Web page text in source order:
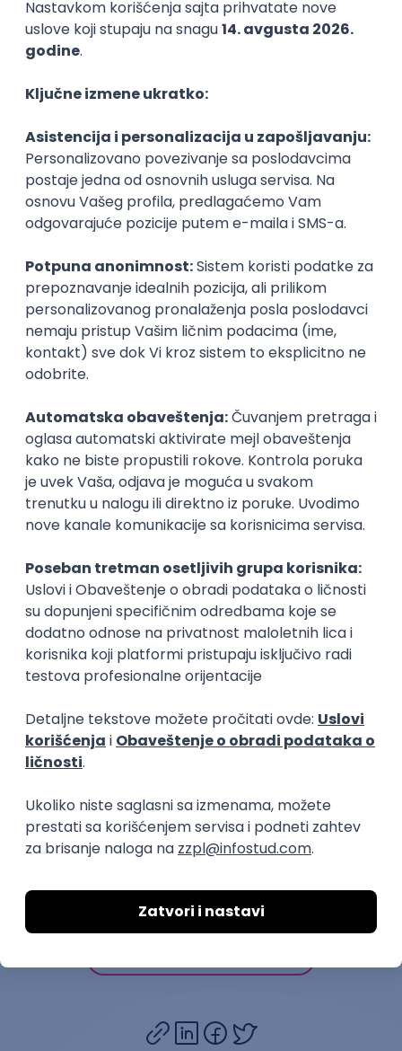
postarajte se da prikazani troškovi budu realni i
neophodni za sprovođenje vaše ideje
bold@afirmacijakulture.org
Pravila:
Da biste mogli da učestvujete u Konkursu za
male BOLD grantove morate biti član BOLD-a.
Lako je! Samo treba da se učite u BOLD
Morate da imate najmanje 18 i maksimum 35
godina da biste mogli da se prijavite.
Budžet projekat se mora kretati po rasporedu
od 5.000 do 10.000 dolara. Ukoliko vam je za
vašu ideju neophodno više sredstava
predlažemo vam da dodatna sredstva tražite
drugog izvora molimo vas da nam to navedete
u dokumentu o budžetu.
Prijavu mogu da predaju organizacije, pojedince
i neformalne grupe (koje nisu registrovane kao
organizacije)
Bespovratna sredstva koja na konkursu osvajaju
registrovana kao organizacija), administrira se
preko lokalne partnerske organizacije (koja je
registrovana kao organizacija).
Krajnji rok za predaju popunjene prijave sa
budžetskom tabelom je 20.aprila u ponoć.
Nepotpune prijave će se smatrati tehnički
Za sva pitanja možete posetitiBOLD FORUM.
Organizator
BOLD Small Grants
Prijava je zatvorena